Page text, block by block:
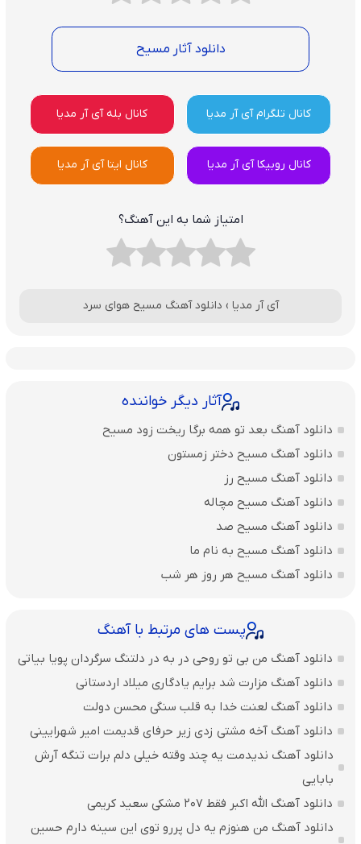
دانلود آثار مسیح
کانال تلگرام آی آر مدیا کانال بله آی آر مدیا
کانال روبیکا آی آر مدیا کانال ایتا آی آر مدیا
امتیاز شما به این آهنگ؟
آی آر مدیا › دانلود آهنگ مسیح هوای سرد
آثار دیگر خواننده
دانلود آهنگ بعد تو همه برگا ریخت زود مسیح
دانلود آهنگ مسیح دختر زمستون
دانلود آهنگ مسیح رز
دانلود آهنگ مسیح مچاله
دانلود آهنگ مسیح صد
دانلود آهنگ مسیح به نام ما
دانلود آهنگ مسیح هر روز هر شب
پست های مرتبط با آهنگ
دانلود آهنگ من بی تو روحی در به در دلتنگ سرگردان پویا بیاتی
دانلود آهنگ مزارت شد برایم یادگاری میلاد اردستانی
دانلود آهنگ لعنت خدا به قلب سنگی محسن دولت
دانلود آهنگ آخه مشتی زدی زیر حرفای قدیمت امیر شهرایینی
دانلود آهنگ ندیدمت یه چند وقته خیلی دلم برات تنگه آرش
بابایی
دانلود آهنگ الله اکبر فقط 207 مشکی سعید کریمی
دانلود آهنگ من هنوزم یه دل پررو توی این سینه دارم حسین